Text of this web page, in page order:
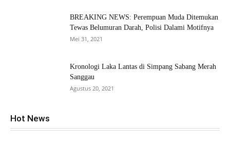
BREAKING NEWS: Perempuan Muda Ditemukan
Tewas Belumuran Darah, Polisi Dalami Motifnya
Mei 31, 2021
Kronologi Laka Lantas di Simpang Sabang Merah
Sanggau
Agustus 20, 2021
Hot News